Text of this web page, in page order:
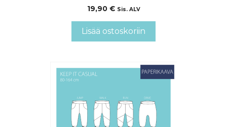
19,90 € Sis. ALV
Lisää ostoskoriin